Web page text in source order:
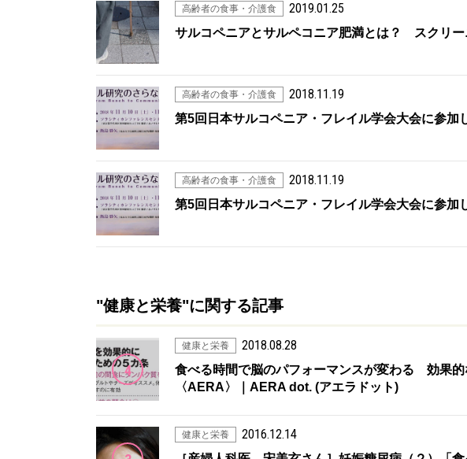
高齢者の食事・介護食 2019.01.25
サルコペニアとサルペコニア肥満とは？ スクリー
高齢者の食事・介護食 2018.11.19
第5回日本サルコペニア・フレイル学会大会に参加
高齢者の食事・介護食 2018.11.19
第5回日本サルコペニア・フレイル学会大会に参加
"健康と栄養"に関する記事
4
健康と栄養 2018.08.28
食べる時間で脳のパフォーマンスが変わる 効果的
〈AERA〉｜AERA dot. (アエラドット)
健康と栄養 2016.12.14